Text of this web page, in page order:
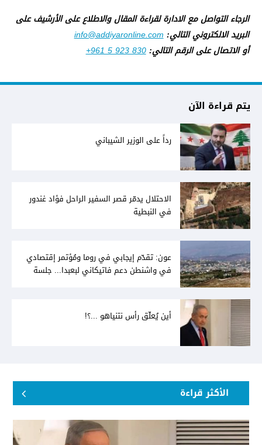
الرجاء التواصل مع الادارة لقراءة المقال والاطلاع على الأرشيف على
البريد الالكتروني التالي:info@addiyaronline.com
أو الاتصال على الرقم التالي:+961 5 923 830
يتم قراءة الآن
رداً على الوزير الشيباني
الاحتلال يدمّر قصر السفير الراحل فؤاد غندور
في النبطية
عون: تقدّم إيجابي في روما ومُؤتمر إقتصادي
في واشنطن دعم فاتيكاني لبعبدا... جلسة
أين يُعلّق رأس نتنياهو ...؟!
الأكثر قراءة